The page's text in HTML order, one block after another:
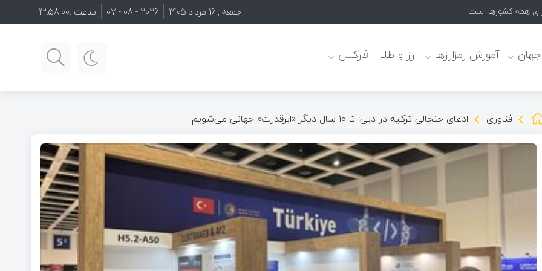
همه کشورها است جمعه , 16 مرداد 1405 2026 - 08 - 07 ساعت :13:58:01
جهان آموزش رمزارزها ارز و طلا فارکس
فناوری ادعای جنجالی ترکیه در دبی: تا ۱۰ سال دیگر «ابرقدرت» جهانی می‌شویم